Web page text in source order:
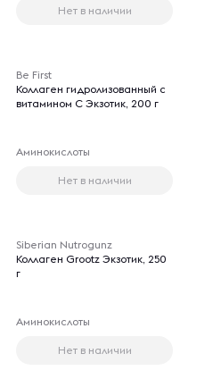
Нет в наличии
Be First
Коллаген гидролизованный с
витамином С Экзотик, 200 г
Аминокислоты
Нет в наличии
Siberian Nutrogunz
Коллаген Grootz Экзотик, 250
г
Аминокислоты
Нет в наличии